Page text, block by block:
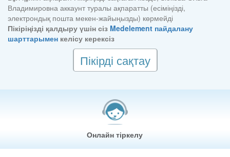
Владимировна аккаунт туралы ақпаратты (есіміңізді,
электрондық пошта мекен-жайыңызды) көрмейді
Пікіріңізді қалдыру үшін сіз Medelement пайдалану
шарттарымен келісу керексіз
Пікірді сақтау
Онлайн тіркелу